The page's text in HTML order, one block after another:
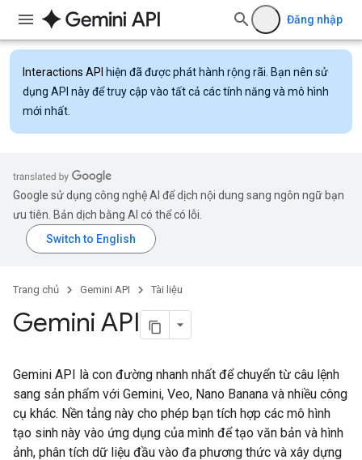
Đăng nhập
Interactions API hiện đã được phát hành rộng rãi. Bạn nên sử
dụng API này để truy cập vào tất cả các tính năng và mô hình
mới nhất.
Google sử dụng công nghệ AI để dịch nội dung sang ngôn ngữ bạn
ưu tiên. Bản dịch bằng AI có thể có lỗi.
Trang chủ Gemini API Tài liệu
Gemini API
Gemini API là con đường nhanh nhất để chuyển từ câu lệnh
sang sản phẩm với Gemini, Veo, Nano Banana và nhiều công
cụ khác. Nền tảng này cho phép bạn tích hợp các mô hình
tạo sinh này vào ứng dụng của mình để tạo văn bản và hình
ảnh, phân tích dữ liệu đầu vào đa phương thức và xây dựng